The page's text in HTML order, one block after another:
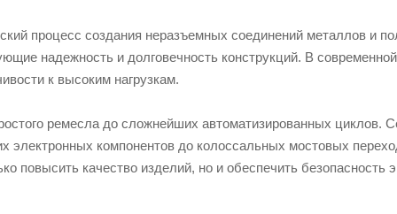
процесс создания неразъемных соединений металлов и
надежность и долговечность конструкций. В
к высоким нагрузкам.
ремесла до сложнейших автоматизированных
электронных компонентов до колоссальных мостовых
повысить качество изделий, но и обеспечить безопасность